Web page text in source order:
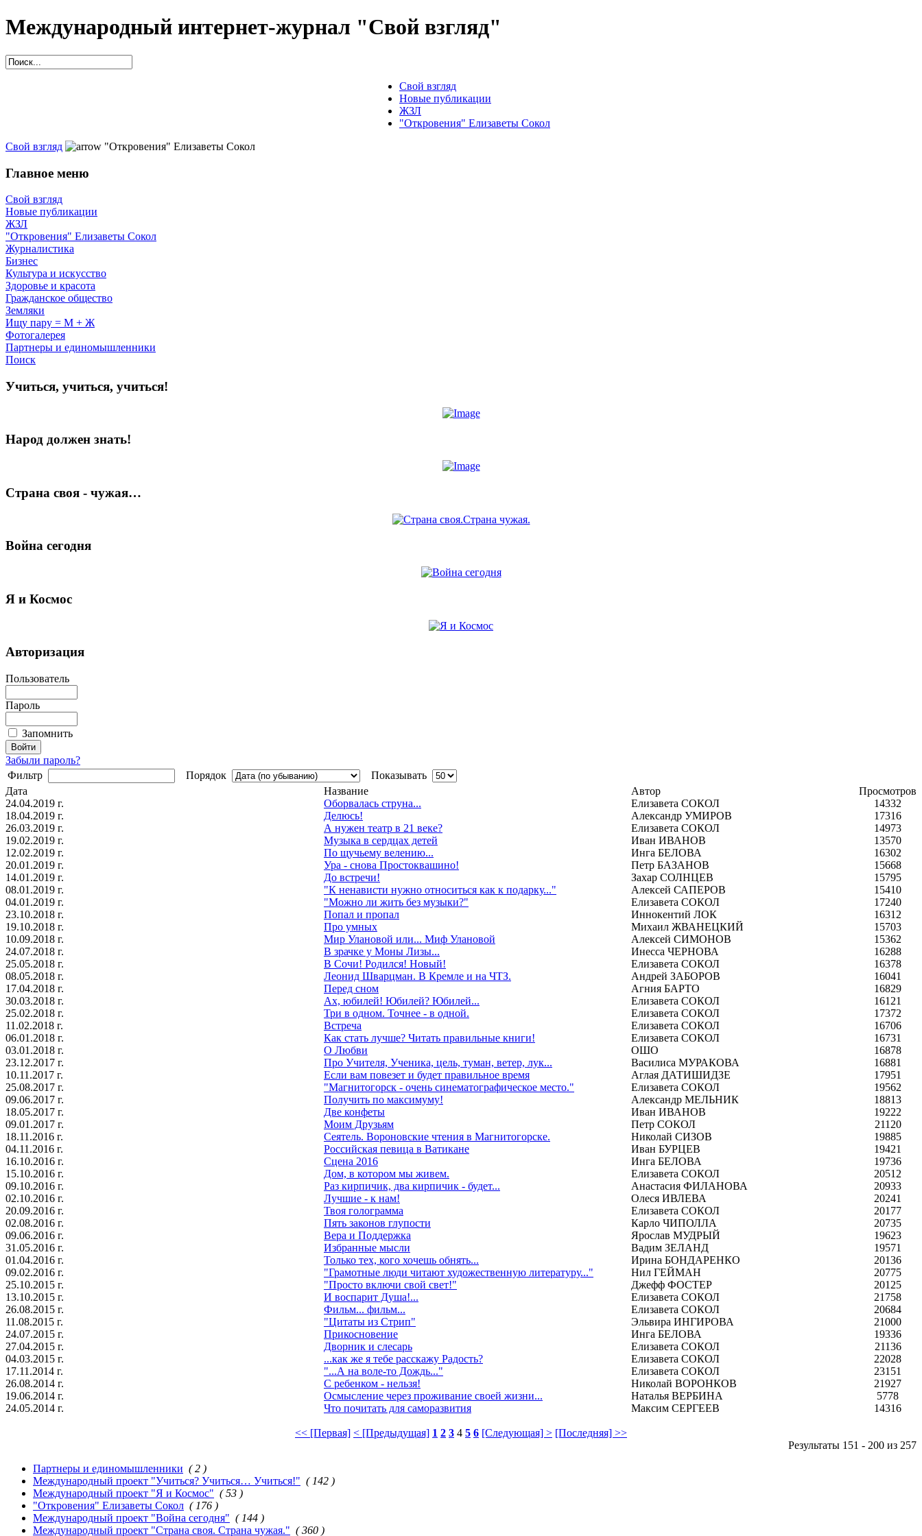
Международный интернет-журнал "Свой взгляд"
Свой взгляд
Новые публикации
ЖЗЛ
"Откровения" Елизаветы Сокол
Свой взгляд
"Откровения" Елизаветы Сокол
Главное меню
Свой взгляд
Новые публикации
ЖЗЛ
"Откровения" Елизаветы Сокол
Журналистика
Бизнес
Культура и искусство
Здоровье и красота
Гражданское общество
Земляки
Ищу пару = М + Ж
Фотогалерея
Партнеры и единомышленники
Поиск
Учиться, учиться, учиться!
Народ должен знать!
Страна своя - чужая…
Война сегодня
Я и Космос
Авторизация
Пользователь
Пароль
Запомнить
Забыли пароль?
Фильтр
Порядок
Показывать
Дата
Название Автор
Просмотров
24.04.2019 г.
Оборвалась струна... Елизавета СОКОЛ
14332
18.04.2019 г.
Делюсь! Александр УМИРОВ
17316
26.03.2019 г.
А нужен театр в 21 веке? Елизавета СОКОЛ
14973
19.02.2019 г.
Музыка в сердцах детей Иван ИВАНОВ
13570
12.02.2019 г.
По щучьему велению... Инга БЕЛОВА
16302
20.01.2019 г.
Ура - снова Простоквашино! Петр БАЗАНОВ
15668
14.01.2019 г.
До встречи! Захар СОЛНЦЕВ
15795
08.01.2019 г.
"К ненависти нужно относиться как к подарку..." Алексей САПЕРОВ
15410
04.01.2019 г.
"Можно ли жить без музыки?" Елизавета СОКОЛ
17240
23.10.2018 г.
Попал и пропал Иннокентий ЛОК
16312
19.10.2018 г.
Про умных Михаил ЖВАНЕЦКИЙ
15703
10.09.2018 г.
Мир Улановой или... Миф Улановой Алексей СИМОНОВ
15362
24.07.2018 г.
В зрачке у Моны Лизы... Инесса ЧЕРНОВА
16288
25.05.2018 г.
В Сочи! Родился! Новый! Елизавета СОКОЛ
16378
08.05.2018 г.
Леонид Шварцман. В Кремле и на ЧТЗ. Андрей ЗАБОРОВ
16041
17.04.2018 г.
Перед сном Агния БАРТО
16829
30.03.2018 г.
Ах, юбилей! Юбилей? Юбилей... Елизавета СОКОЛ
16121
25.02.2018 г.
Три в одном. Точнее - в одной. Елизавета СОКОЛ
17372
11.02.2018 г.
Встреча Елизавета СОКОЛ
16706
06.01.2018 г.
Как стать лучше? Читать правильные книги! Елизавета СОКОЛ
16731
03.01.2018 г.
О Любви ОШО
16878
23.12.2017 г.
Про Учителя, Ученика, цель, туман, ветер, лук... Василиса МУРАКОВА
16881
10.11.2017 г.
Если вам повезет и будет правильное время Аглая ДАТИШИДЗЕ
17951
25.08.2017 г.
"Магнитогорск - очень синематографическое место." Елизавета СОКОЛ
19562
09.06.2017 г.
Получить по максимуму! Александр МЕЛЬНИК
18813
18.05.2017 г.
Две конфеты Иван ИВАНОВ
19222
09.01.2017 г.
Моим Друзьям Петр СОКОЛ
21120
18.11.2016 г.
Сеятель. Вороновские чтения в Магнитогорске. Николай СИЗОВ
19885
04.11.2016 г.
Российская певица в Ватикане Иван БУРЦЕВ
19421
16.10.2016 г.
Сцена 2016 Инга БЕЛОВА
19736
15.10.2016 г.
Дом, в котором мы живем. Елизавета СОКОЛ
20512
09.10.2016 г.
Раз кирпичик, два кирпичик - будет... Анастасия ФИЛАНОВА
20933
02.10.2016 г.
Лучшие - к нам! Олеся ИВЛЕВА
20241
20.09.2016 г.
Твоя голограмма Елизавета СОКОЛ
20177
02.08.2016 г.
Пять законов глупости Карло ЧИПОЛЛА
20735
09.06.2016 г.
Вера и Поддержка Ярослав МУДРЫЙ
19623
31.05.2016 г.
Избранные мысли Вадим ЗЕЛАНД
19571
01.04.2016 г.
Только тех, кого хочешь обнять... Ирина БОНДАРЕНКО
20136
09.02.2016 г.
"Грамотные люди читают художественную литературу..." Нил ГЕЙМАН
20775
25.10.2015 г.
"Просто включи свой свет!" Джефф ФОСТЕР
20125
13.10.2015 г.
И воспарит Душа!... Елизавета СОКОЛ
21758
26.08.2015 г.
Фильм... фильм... Елизавета СОКОЛ
20684
11.08.2015 г.
"Цитаты из Стрип" Эльвира ИНГИРОВА
21000
24.07.2015 г.
Прикосновение Инга БЕЛОВА
19336
27.04.2015 г.
Дворник и слесарь Елизавета СОКОЛ
21136
04.03.2015 г.
...как же я тебе расскажу Радость? Елизавета СОКОЛ
22028
17.11.2014 г.
"...А на воле-то Дождь..." Елизавета СОКОЛ
23151
26.08.2014 г.
С ребенком - нельзя! Николай ВОРОНКОВ
21927
19.06.2014 г.
Осмысление через проживание своей жизни... Наталья ВЕРБИНА
5778
24.05.2014 г.
Что почитать для саморазвития Максим СЕРГЕЕВ 14316
<< [Первая] < [Предыдущая] 1 2 3 4 5 6 [Следующая] > [Последняя] >>
Результаты 151 - 200 из 257
Партнеры и единомышленники ( 2 )
Международный проект "Учиться? Учиться… Учиться!" ( 142 )
Международный проект "Я и Космос" ( 53 )
"Откровения" Елизаветы Сокол ( 176 )
Международный проект "Война сегодня" ( 144 )
Международный проект "Страна своя. Страна чужая." ( 360 )